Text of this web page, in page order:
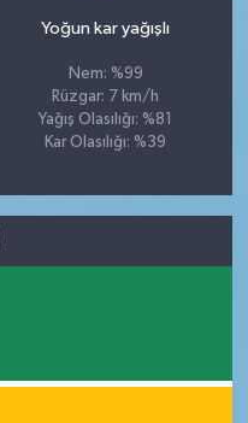
Yoğun kar yağışlı
Nem: %99
Rüzgar: 7 km/h
Yağış Olasılığı: %81
Kar Olasılığı: %39